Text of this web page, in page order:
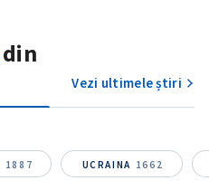
din
Vezi ultimele știri
1887 UCRAINA 1662